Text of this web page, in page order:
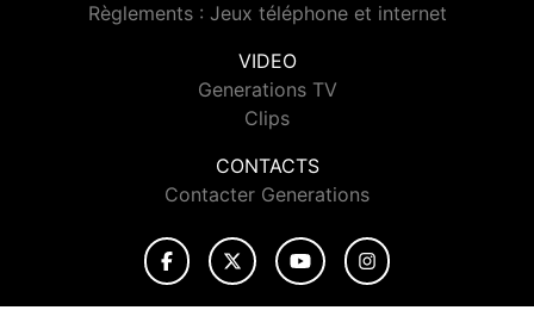
Règlements : Jeux téléphone et internet
VIDEO
Generations TV
Clips
CONTACTS
Contacter Generations